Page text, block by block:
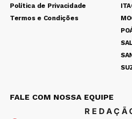
Política de Privacidade
Termos e Condições
FALE COM NOSSA EQUIPE